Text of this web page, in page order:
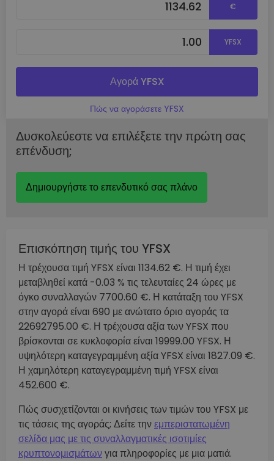
€
YFSX
Αγορά YFSX
Πώς να αγοράσετε YFSX
Δυσκολεύεστε να επιλέξετε την πρώτη σας
επένδυση;
Δημιουργήστε το επενδυτικό σας πλάνο
Επισκόπηση τιμής του YFSX
Η τρέχουσα τιμή YFSX είναι 1134.62 €. Η τιμή έχει
μεταβληθεί κατά -0.03 % τις τελευταίες 24 ώρες με
όγκο συναλλαγών 7700.60 €. Η κατάταξη του YFSX
στην αγορά είναι 690 με ανώτατο όριο αγοράς τα
22692795.00 €. Η τρέχουσα αξία των YFSX που
βρίσκονται σε κυκλοφορία είναι 19999.00 YFSX. Η
υψηλότερη καταγεγραμμένη αξία YFSX είναι 1827.09 €.
Η χαμηλότερη καταγεγραμμένη τιμή YFSX είναι
452.600 €.
Πώς συσχετίζονται οι κινήσεις των τιμών του YFSX με
τις τάσεις της αγοράς; Δείτε τηνεμπεριστατωμένη
σελίδα μας με τις συναλλαγματικές ισοτιμίες
κρυπτονομισμάτωνγια πληροφορίες με μια ματιά.